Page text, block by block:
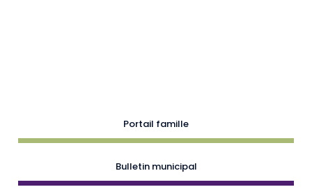
Portail famille
Bulletin municipal